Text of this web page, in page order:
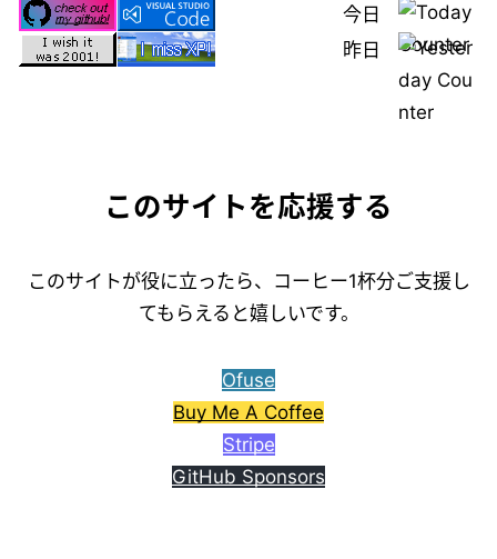
今日
昨日
このサイトを応援する
このサイトが役に立ったら、コーヒー1杯分ご支援し
てもらえると嬉しいです。
Ofuse
Buy Me A Coffee
Stripe
GitHub Sponsors